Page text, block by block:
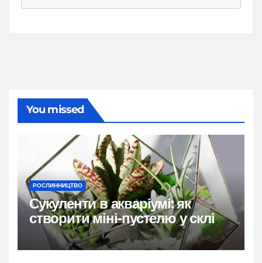
You missed
РОСЛИННИЦТВО
Сукуленти в акваріумі: як
створити міні-пустелю у склі